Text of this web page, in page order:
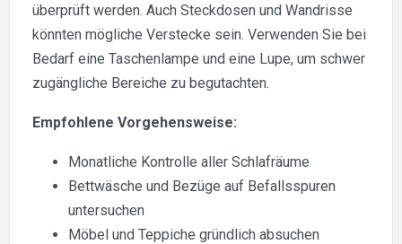
überprüft werden. Auch Steckdosen und Wandrisse
könnten mögliche Verstecke sein. Verwenden Sie bei
Bedarf eine Taschenlampe und eine Lupe, um schwer
zugängliche Bereiche zu begutachten.
Empfohlene Vorgehensweise:
Monatliche Kontrolle aller Schlafräume
Bettwäsche und Bezüge auf Befallsspuren
untersuchen
Möbel und Teppiche gründlich absuchen